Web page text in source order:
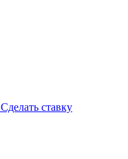
Сделать ставку